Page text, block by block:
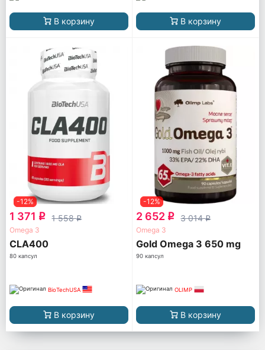
В корзину В корзину
-12%
1 371 q 1 558q
Omega 3
CLA400
80 капсул
BioTechUSA
В корзину
-12%
2 652 q 3 014q
Omega 3
Gold Omega 3 650 mg
90 капсул
OLIMP
В корзину